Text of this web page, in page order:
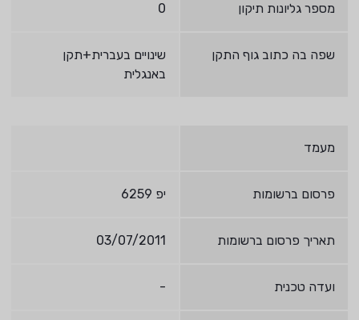
מספר גליונות תיקון 0
שפה בה כתוב גוף התקן
שינויים בעברית+תקן
באנגלית
מעמד
פרסום ברשומות יפ 6259
תאריך פרסום ברשומות 03/07/2011
ועדה טכנית -